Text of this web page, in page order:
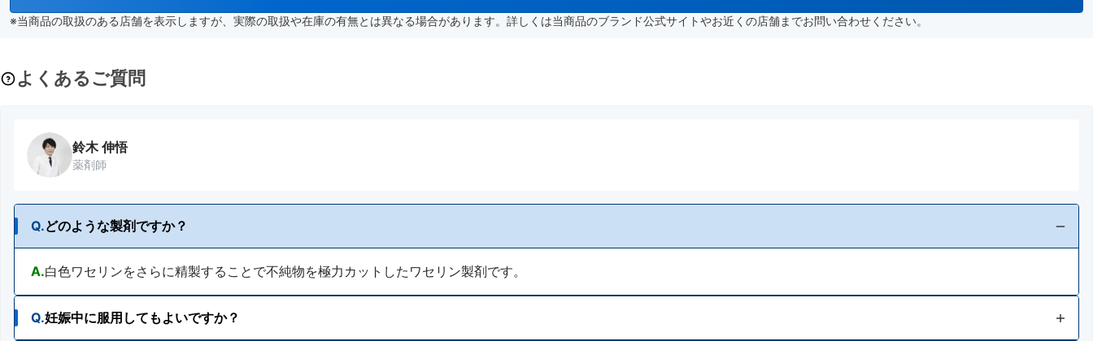
※当商品の取扱のある店舗を表示しますが、実際の取扱や在庫の有無とは異なる場合があります。詳しくは当商品のブランド公式サイトやお近くの店舗までお問い合わせください。
よくあるご質問
鈴木 伸悟
薬剤師
Q.どのような製剤ですか？
A.白色ワセリンをさらに精製することで不純物を極力カットしたワセリン製剤です。
Q.妊娠中に服用してもよいですか？